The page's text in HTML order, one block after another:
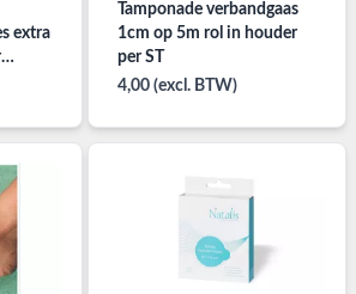
extra
Tamponade verbandgaas
1cm op 5m rol in houder
per ST
4,00 (excl. BTW)